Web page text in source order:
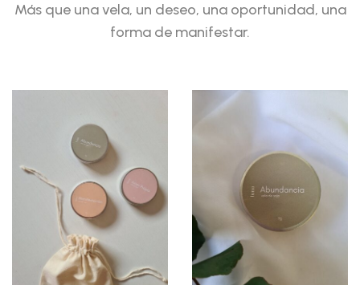
Más que una vela, un deseo, una oportunidad, una
forma de manifestar.